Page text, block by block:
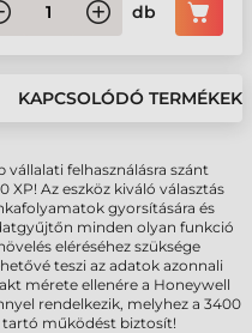
db
KAPCSOLÓDÓ TERMÉKEK
felhasználásra szánt
XP! Az eszköz kiváló választás
gyorsítására és
minden olyan funkció
eléréséhez szüksége
teszi az adatok azonnali
mérete ellenére a Honeywell
rendelkezik, melyhez a 3400
működést biztosít!